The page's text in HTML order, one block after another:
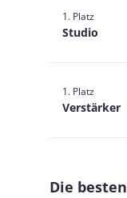
1. Platz
Studio
1. Platz
Verstärker
Die